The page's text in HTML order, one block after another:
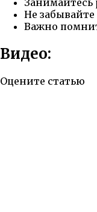
Занимайтесь
Не
Важно
Видео:
Оцените статью